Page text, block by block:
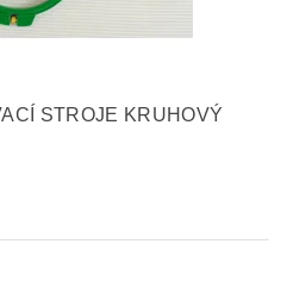
STROJE KRUHOVÝ